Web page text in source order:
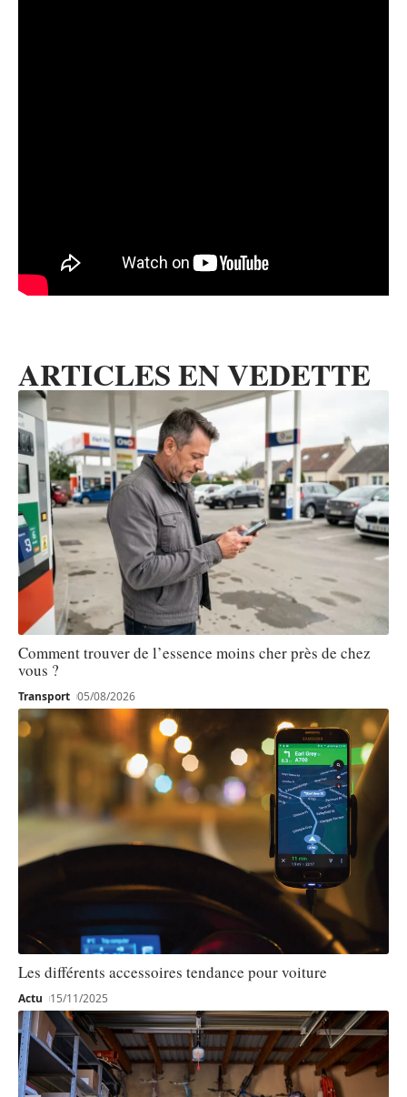
ARTICLES EN VEDETTE
Comment trouver de l’essence moins cher près de chez
vous ?
Transport 05/08/2026
Les différents accessoires tendance pour voiture
Actu 15/11/2025